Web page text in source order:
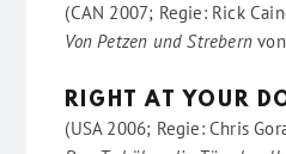
(CAN 2007; Regie: Rick
Von Petzen und Strebern von
RIGHT AT YOUR
(USA 2006; Regie: Chris